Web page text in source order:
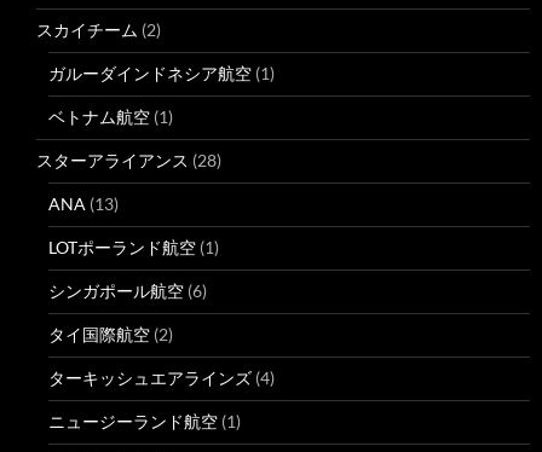
スカイチーム (2)
ガルーダインドネシア航空 (1)
ベトナム航空 (1)
スターアライアンス (28)
ANA (13)
LOTポーランド航空 (1)
シンガポール航空 (6)
タイ国際航空 (2)
ターキッシュエアラインズ (4)
ニュージーランド航空 (1)